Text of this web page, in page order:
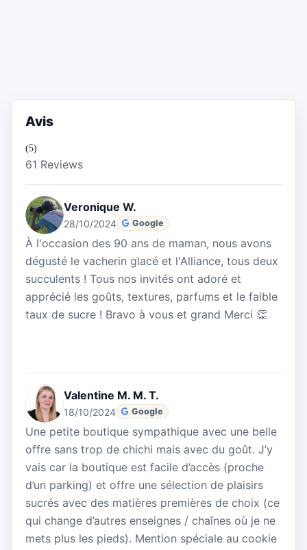
Avis
(5)
61 Reviews
Veronique W.
28/10/2024 Google
À l'occasion des 90 ans de maman, nous avons
dégusté le vacherin glacé et l'Alliance, tous deux
succulents ! Tous nos invités ont adoré et
apprécié les goûts, textures, parfums et le faible
taux de sucre ! Bravo à vous et grand Merci 👏
Valentine M. M. T.
18/10/2024 Google
Une petite boutique sympathique avec une belle
offre sans trop de chichi mais avec du goût. J’y
vais car la boutique est facile d’accès (proche
d’un parking) et offre une sélection de plaisirs
sucrés avec des matières premières de choix (ce
qui change d’autres enseignes / chaînes où je ne
mets plus les pieds). Mention spéciale au cookie